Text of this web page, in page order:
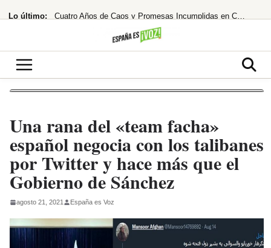
al Lo último: Cuatro Años de Caos y Promesas Incumplidas en Colombia
¡Bochorno real! El Rey de Marruecos saca a Akhannouch de sus vacaciones de lujo
Una rana del «team facha»
español negocia con los talibanes
por Twitter y hace más que el
Gobierno de Sánchez
agosto 21, 2021 España es Voz